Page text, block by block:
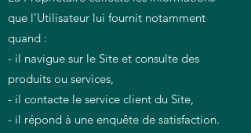
que l’Utilisateur lui fournit notamment
quand :
- il navigue sur le Site et consulte des
produits ou services,
- il contacte le service client du Site,
- il répond à une enquête de satisfaction.